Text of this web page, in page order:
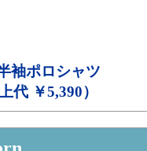
袖ポロシャツ
代 ￥5,390）